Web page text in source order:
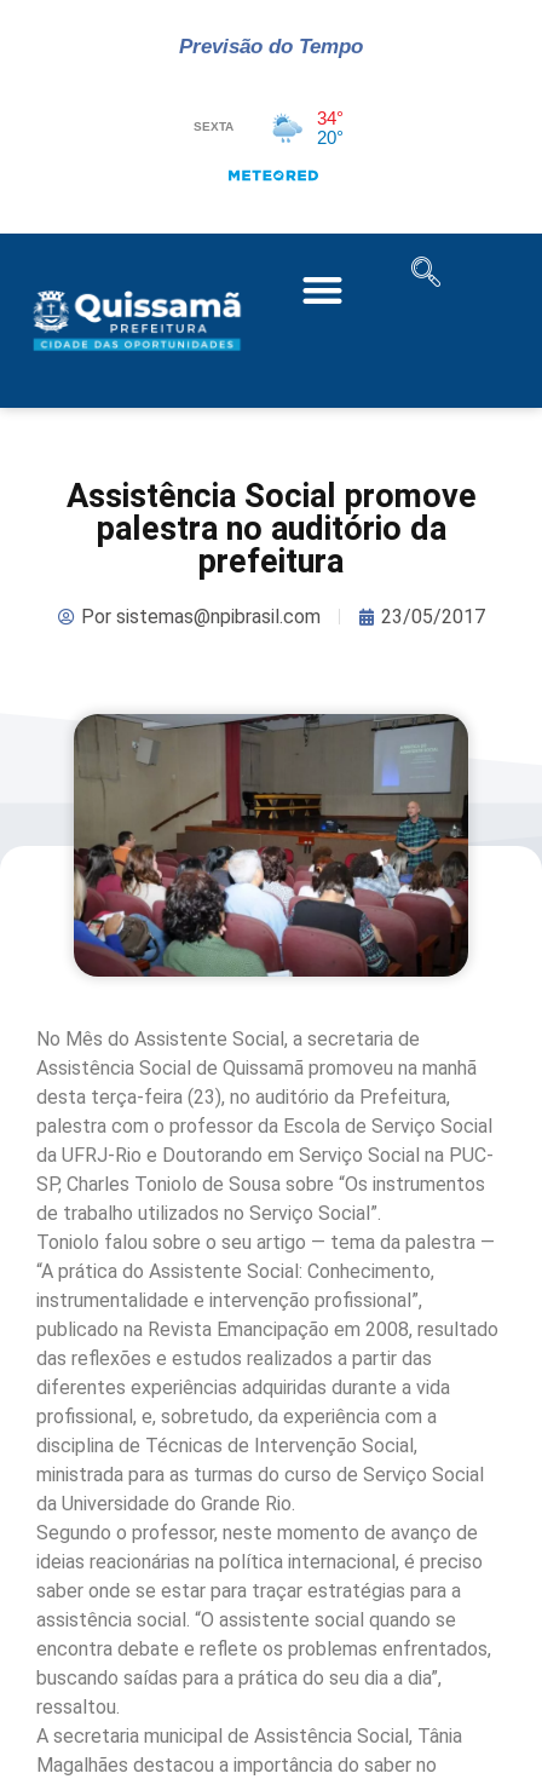
Previsão do Tempo
Assistência Social promove
palestra no auditório da
prefeitura
Porsistemas@npibrasil.com 23/05/2017
No Mês do Assistente Social, a secretaria de
Assistência Social de Quissamã promoveu na manhã
desta terça-feira (23), no auditório da Prefeitura,
palestra com o professor da Escola de Serviço Social
da UFRJ-Rio e Doutorando em Serviço Social na PUC-
SP, Charles Toniolo de Sousa sobre “Os instrumentos
de trabalho utilizados no Serviço Social”.
Toniolo falou sobre o seu artigo — tema da palestra —
“A prática do Assistente Social: Conhecimento,
instrumentalidade e intervenção profissional”,
publicado na Revista Emancipação em 2008, resultado
das reflexões e estudos realizados a partir das
diferentes experiências adquiridas durante a vida
profissional, e, sobretudo, da experiência com a
disciplina de Técnicas de Intervenção Social,
ministrada para as turmas do curso de Serviço Social
da Universidade do Grande Rio.
Segundo o professor, neste momento de avanço de
ideias reacionárias na política internacional, é preciso
saber onde se estar para traçar estratégias para a
assistência social. “O assistente social quando se
encontra debate e reflete os problemas enfrentados,
buscando saídas para a prática do seu dia a dia”,
ressaltou.
A secretaria municipal de Assistência Social, Tânia
Magalhães destacou a importância do saber no